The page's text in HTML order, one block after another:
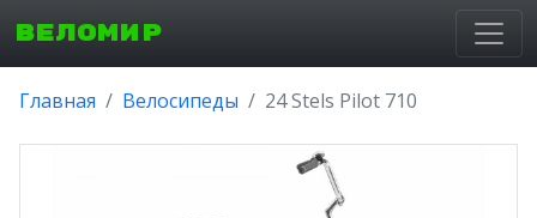
ВЕЛОМИР
Главная Велосипеды 24 Stels Pilot 710